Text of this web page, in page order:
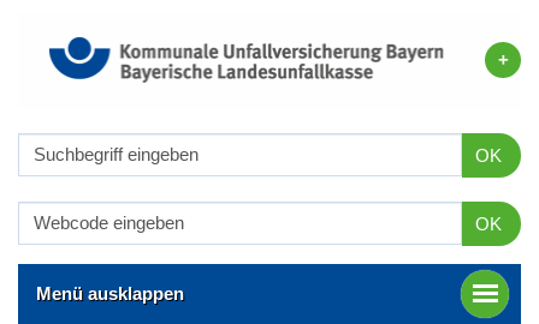
OK
OK
Menü ausklappen